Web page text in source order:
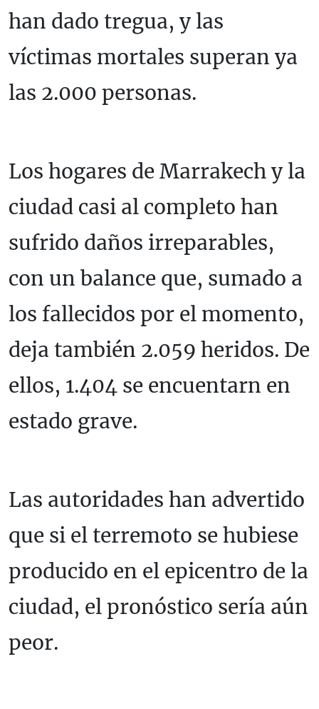
han dado tregua, y las
víctimas mortales superan ya
las 2.000 personas.
Los hogares de Marrakech y la
ciudad casi al completo han
sufrido daños irreparables,
con un balance que, sumado a
los fallecidos por el momento,
deja también 2.059 heridos. De
ellos, 1.404 se encuentarn en
estado grave.
Las autoridades han advertido
que si el terremoto se hubiese
producido en el epicentro de la
ciudad, el pronóstico sería aún
peor.